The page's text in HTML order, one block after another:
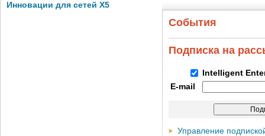
Инновации для сетей X5
События
Подписка на
Intelligent
E-mail
Управление